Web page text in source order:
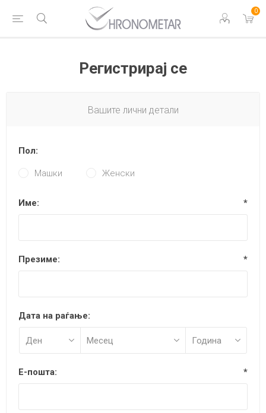
0
Регистрирај се
Вашите лични детали
Пол:
Машки Женски
Име: *
Презиме: *
Дата на раѓање:
Е-пошта: *